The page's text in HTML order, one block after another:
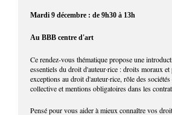
Mardi 9 décembre : de 9h30 à 13h
Au BBB centre d'art
Ce rendez-vous thématique propose une
essentiels du droit d'auteur·rice : droits moraux
exceptions au droit d'auteur·rice, rôle des
collective et mentions obligatoires dans les
Pensé pour vous aider à mieux connaître vos